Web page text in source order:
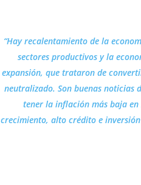
“Hay recalentamiento de la
sectores productivos y la
expansión, que trataron de
neutralizado. Son buenas noticias
tener la inflación más baja
crecimiento, alto crédito e